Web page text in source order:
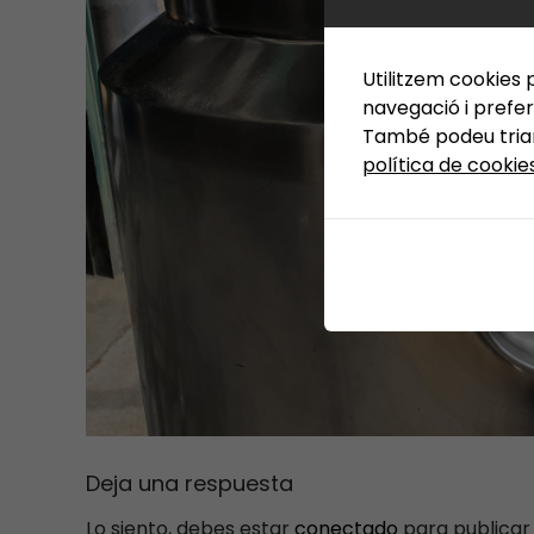
Deja una respuesta
Lo siento, debes estar conectado para
Utilitzem cookies
navegació i
També podeu
política de